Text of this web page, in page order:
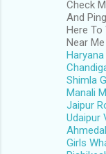
Check
And
Here To
Near Me
Shimla
Manali
Jaipur
Udaipur
Girls